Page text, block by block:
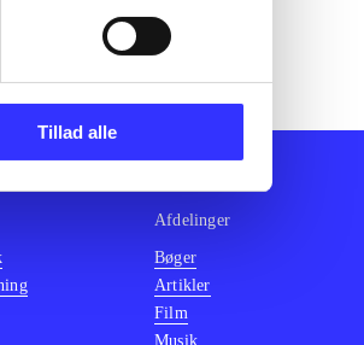
Tillad alle
Afdelinger
Bøger
Artikler
Film
Musik